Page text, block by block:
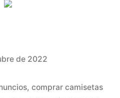
de 2022
, comprar camisetas